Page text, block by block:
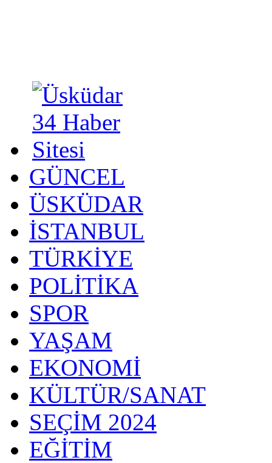
GÜNCEL
ÜSKÜDAR
İSTANBUL
TÜRKİYE
POLİTİKA
SPOR
YAŞAM
EKONOMİ
KÜLTÜR/SANAT
SEÇİM 2024
EĞİTİM